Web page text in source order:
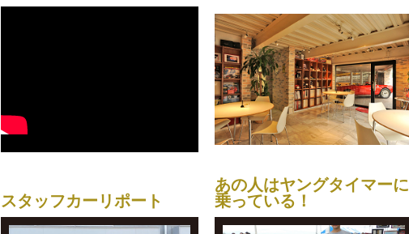
あの人はヤングタイマーに
乗っている！
スタッフカーリポート